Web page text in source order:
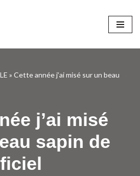
» Cette année j’ai misé sur un beau
j’ai misé
sapin de